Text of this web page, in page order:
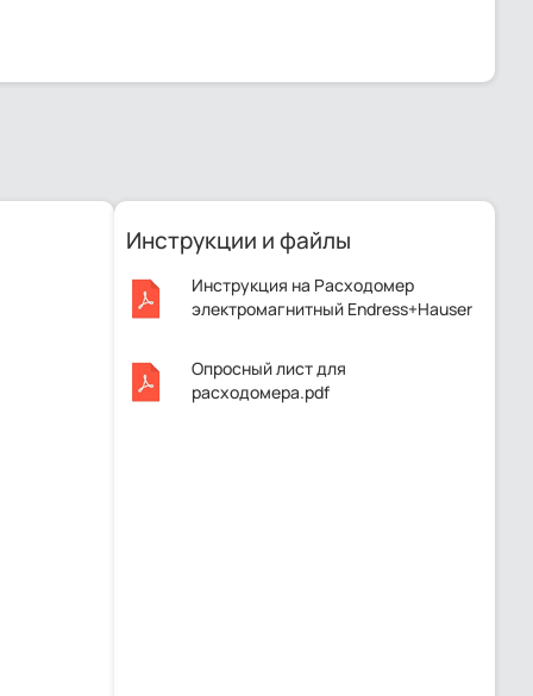
Инструкции и файлы
Инструкция на Расходомер
электромагнитный Endress+Hauser
Опросный лист для
расходомера.pdf